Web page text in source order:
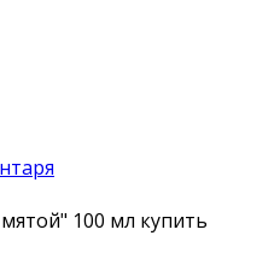
100 мл купить